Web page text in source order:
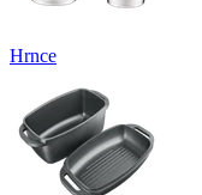
Hrnce